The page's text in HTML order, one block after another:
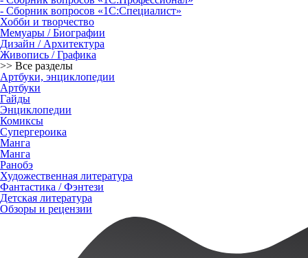
- Сборник вопросов «1С:Специалист»
Хобби и творчество
Мемуары / Биографии
Дизайн / Архитектура
Живопись / Графика
>> Все разделы
Артбуки, энциклопедии
Артбуки
Гайды
Энциклопедии
Комиксы
Супергероика
Манга
Манга
Ранобэ
Художественная литература
Фантастика / Фэнтези
Детская литература
Обзоры и рецензии